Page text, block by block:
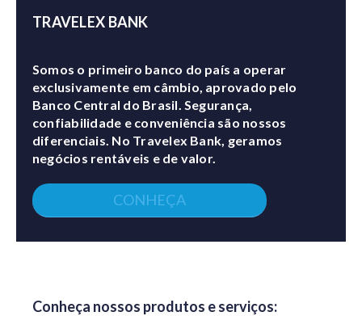
TRAVELEX BANK
Somos o primeiro banco do país a operar
exclusivamente em câmbio, aprovado pelo
Banco Central do Brasil. Segurança,
confiabilidade e conveniência são nossos
diferenciais. No Travelex Bank, geramos
negócios rentáveis e de valor.
CONHEÇA
Conheça nossos produtos e serviços: